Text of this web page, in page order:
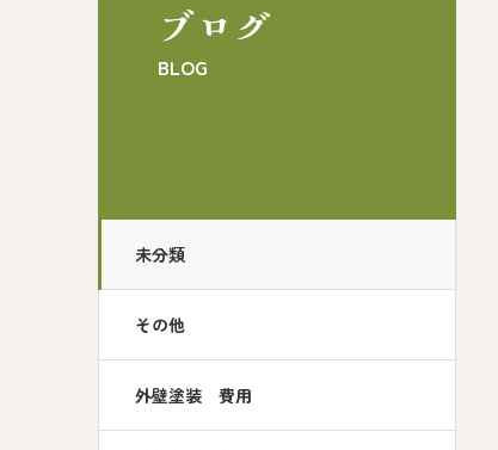
ブログ
BLOG
未分類
その他
外壁塗装 費用